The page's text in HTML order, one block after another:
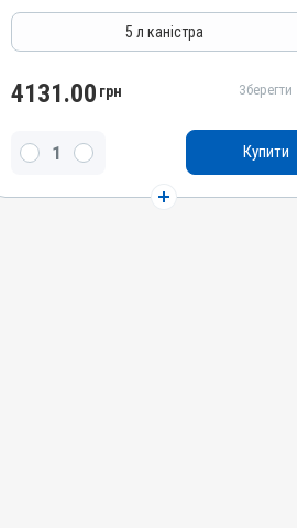
Гепатопротектори, Регулятори травлення
Лікарська форма
L-карнітин, Сорбіт, Бетаїн, Силімарин, Метіонін
Види тварин
ВРХ, Вівці, Кози, Свині, Коні, Собаки, Коти,
5 л каністра
4131.00 грн Зберегти
Купити